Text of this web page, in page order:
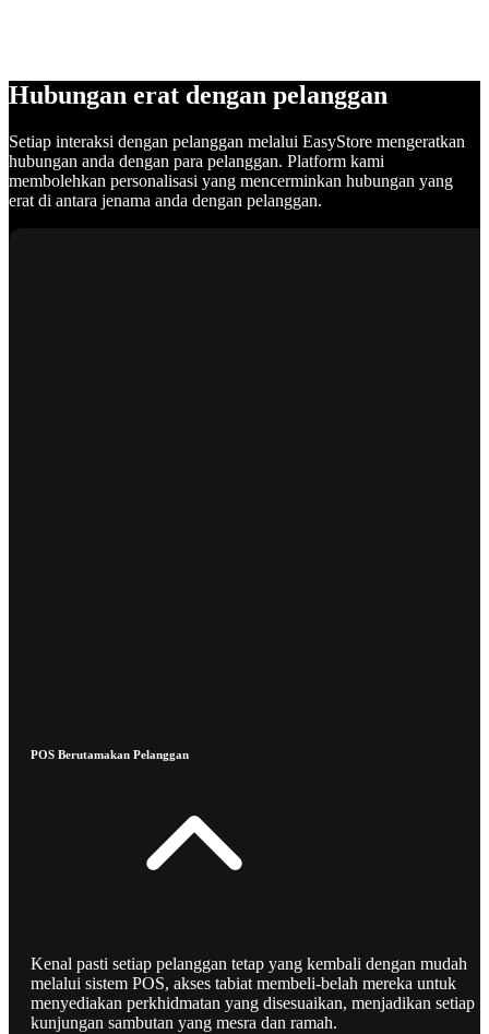
Hubungan erat dengan pelanggan
Setiap interaksi dengan pelanggan melalui EasyStore mengeratkan
hubungan anda dengan para pelanggan. Platform kami
membolehkan personalisasi yang mencerminkan hubungan yang
erat di antara jenama anda dengan pelanggan.
POS Berutamakan Pelanggan
Kenal pasti setiap pelanggan tetap yang kembali dengan mudah
melalui sistem POS, akses tabiat membeli-belah mereka untuk
menyediakan perkhidmatan yang disesuaikan, menjadikan setiap
kunjungan sambutan yang mesra dan ramah.